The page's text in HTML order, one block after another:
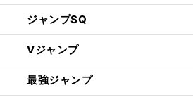
ジャンプSQ
Vジャンプ
最強ジャンプ